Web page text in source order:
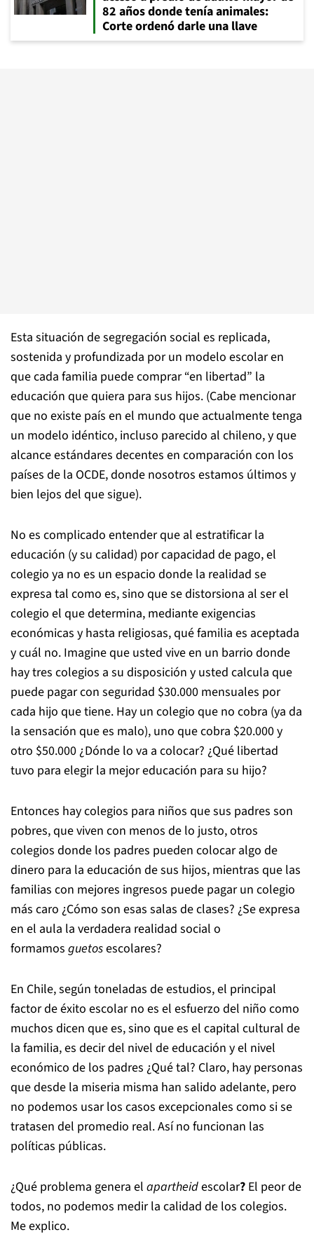
82 años donde tenía animales:
Corte ordenó darle una llave
Esta situación de segregación social es replicada,
sostenida y profundizada por un modelo escolar en
que cada familia puede comprar “en libertad” la
educación que quiera para sus hijos. (Cabe mencionar
que no existe país en el mundo que actualmente tenga
un modelo idéntico, incluso parecido al chileno, y que
alcance estándares decentes en comparación con los
países de la OCDE, donde nosotros estamos últimos y
bien lejos del que sigue).
No es complicado entender que al estratificar la
educación (y su calidad) por capacidad de pago, el
colegio ya no es un espacio donde la realidad se
expresa tal como es, sino que se distorsiona al ser el
colegio el que determina, mediante exigencias
económicas y hasta religiosas, qué familia es aceptada
y cuál no. Imagine que usted vive en un barrio donde
hay tres colegios a su disposición y usted calcula que
puede pagar con seguridad $30.000 mensuales por
cada hijo que tiene. Hay un colegio que no cobra (ya da
la sensación que es malo), uno que cobra $20.000 y
otro $50.000 ¿Dónde lo va a colocar? ¿Qué libertad
tuvo para elegir la mejor educación para su hijo?
Entonces hay colegios para niños que sus padres son
pobres, que viven con menos de lo justo, otros
colegios donde los padres pueden colocar algo de
dinero para la educación de sus hijos, mientras que las
familias con mejores ingresos puede pagar un colegio
más caro ¿Cómo son esas salas de clases? ¿Se expresa
en el aula la verdadera realidad social o
formamos guetosescolares?
En Chile, según toneladas de estudios, el principal
factor de éxito escolar no es el esfuerzo del niño como
muchos dicen que es, sino que es el capital cultural de
la familia, es decir del nivel de educación y el nivel
económico de los padres ¿Qué tal? Claro, hay personas
que desde la miseria misma han salido adelante, pero
no podemos usar los casos excepcionales como si se
tratasen del promedio real. Así no funcionan las
políticas públicas.
¿Qué problema genera el apartheidescolar? El peor de
todos, no podemos medir la calidad de los colegios.
Me explico.